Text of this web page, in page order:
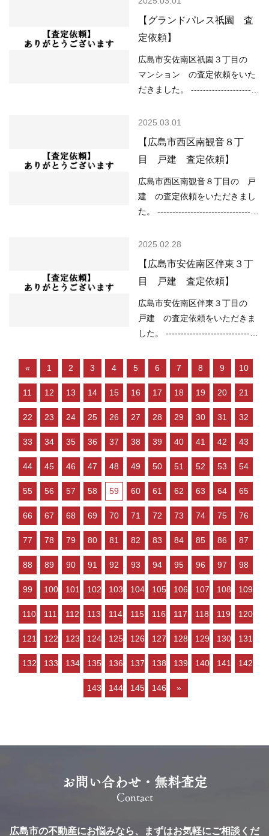
物件が少なく、物件を探してい
る人が多い などの状況ですの
で、 「不動産売却のやり方によ
っては高く売却しやすい」状況
といってよいと思います。…
該当なし （洪水）浸水想定深さ
0.5～3.0ｍ未満の区域 （高潮）
予想浸水深さ2m以上5m未満
（内水）浸水想定深さ0.01ｍ以
上 （津波）浸水想定深さ2.0m
----------------------------------------
については、 ○住宅ローンが低
金利で不動産を買いやすい ○売
り物件が少なく、物件を探して
いる人が多い などの状況ですの
で、 「不動産売却のや…
【グランドパレス祇園 査
定依頼】
広島市安佐南区祇園３丁目の
マンション の査定依頼をいた
だきました。 -----------------------
-------------- （用途地域）近隣商
（洪水）浸水想定深さ0.5～3.0
ｍ未満の区域 （高潮）該当なし
（内水）浸水想定深さ0.2ｍ以上
（津波）該当なし -----------------
----------------------------------------
況については、 ○住宅ローンが
売り物件が少なく、物件を探し
ている人が多い などの状況です
ので、 「不動産売却のやり方に
よっては高く売却しやすい」状
況といってよい…
2025.03.01
【広島市西区南観音８丁
目 戸建 査定依頼】
広島市西区南観音８丁目の 戸
建 の査定依頼をいただきまし
た。 ----------------------------------
--- （用途地域）第二種住居地域
該当なし （洪水）浸水想定深さ
0.5～3.0ｍ未満の区域 （高潮）
予想浸水深さ2m以上5m未満
（内水）浸水想定深さ0.01ｍ以
上 （津波）浸水想定深さ2.0ｍ
----------------------------------------
---------------- 現在の不動産市況
については、 ○住宅ローンが低
金利で不動産を買いやすい ○売
り物件が少なく、物件を探して
で、 「不動産売却…
2025.02.28
【広島市安佐南区伴東３丁
目 戸建 査定依頼】
広島市安佐南区伴東３丁目の
戸建 の査定依頼をいただきま
した。 -------------------------------
------ （用途地域）第一種住居地
域 （道路）接道無し （土砂災
害）該当なし （洪水）該当なし
（高潮）該当なし （内水）該当
なし （津波）該当なし -----------
----------------------------------------
-------------------------- 現在の不
動産市況については、 ○住宅ロ
ーンが低金利で不動産を買いや
を探している人が多い などの状
況ですので、 「不動産売却のや
り方によっては高く売却しやす
い」状況といってよいと思いま
す。 ご売却…
« 1 2 3 4 5 6 7 8 9 10
11 12 13 14 15 16 17 18 19 20 21
22 23 24 25 26 27 28 29 30 31 32
33 34 35 36 37 38 39 40 41 42 43
44 45 46 47 48 49 50 51 52 53 54
55 56 57 58 59 60 61 62 63 64 65
66 67 68 69 70 71 72 73 74 75 76
77 78 79 80 81 82 83 84 85 86 87
88 89 90 91 92 93 94 95 96 97 98
99 100 101 102 103 104 105 106 107 108 109
110 111 112 113 114 115 116 117 118 119 120
121 122 123 124 125 126 127 128 129 130 131
132 133 134 135 136 137 138 139 140 141 142
143 144 145 146 »
お問い合わせ・無料査定
Contact
広島市の不動産にお悩みなら、
まずはお気軽にご相談くだ